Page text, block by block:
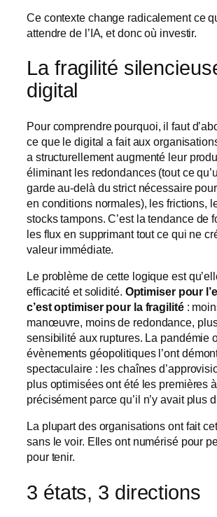
Ce contexte change radicalement ce
attendre de l’IA, et donc où investir.
La fragilité
digital
Pour comprendre pourquoi, il faut
ce que le digital a fait aux
a structurellement augmenté leur
éliminant les redondances (tout ce
garde au-delà du strict nécessaire
en conditions normales), les frictions,
stocks tampons. C’est la tendance de
les flux en supprimant tout ce qui ne
valeur immédiate.
Le problème de cette logique est
efficacité et solidité. Optimiser pour
c’est optimiser pour la fragilité:
manœuvre, moins de redondance,
sensibilité aux ruptures. La pandémie
évènements géopolitiques l’ont
spectaculaire : les chaînes
plus optimisées ont été les premières à
précisément parce qu’il n’y avait plus
La plupart des organisations ont fait
sans le voir. Elles ont numérisé pour
pour tenir.
3 états, 3 directions